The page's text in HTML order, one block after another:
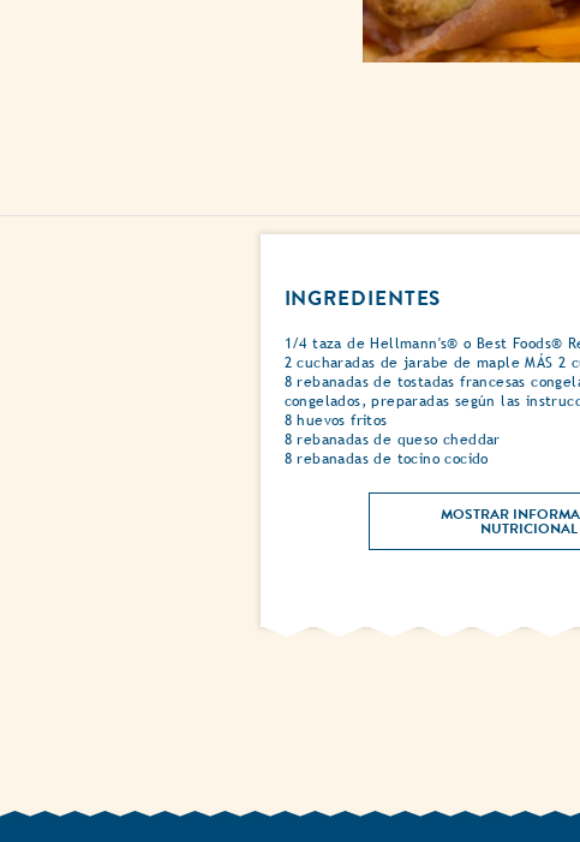
INGREDIENTES
1/4 taza de Hellmann's® o Best Foods®
2 cucharadas de jarabe de maple MÁS 2
8 rebanadas de tostadas francesas
congelados, preparadas según las
8 huevos fritos
8 rebanadas de queso cheddar
8 rebanadas de tocino cocido
MOSTRAR